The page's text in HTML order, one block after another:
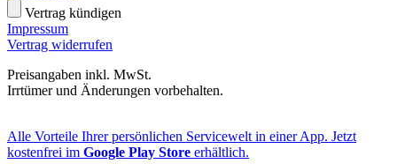
Vertrag kündigen
Impressum
Vertrag widerrufen
Preisangaben inkl. MwSt.
Irrtümer und Änderungen vorbehalten.
Alle Vorteile Ihrer persönlichen Servicewelt in einer App. Jetzt
kostenfrei im Google Play Store erhältlich.